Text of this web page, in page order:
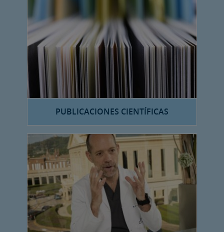
PUBLICACIONES CIENTÍFICAS